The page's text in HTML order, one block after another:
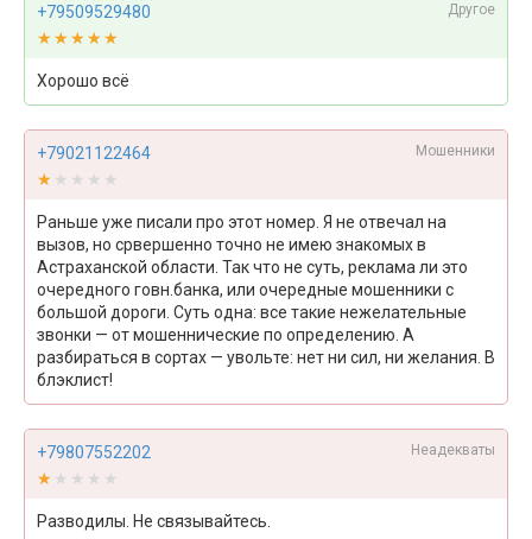
+79509529480 Другое
★★★★★
★★★★★
Хорошо всё
+79021122464 Мошенники
★★★★★
★★★★★
Раньше уже писали про этот номер. Я не отвечал на
вызов, но срвершенно точно не имею знакомых в
Астраханской области. Так что не суть, реклама ли это
очередного говн.банка, или очередные мошенники с
большой дороги. Суть одна: все такие нежелательные
звонки — от мошеннические по определению. А
разбираться в сортах — увольте: нет ни сил, ни желания. В
блэклист!
+79807552202 Неадекваты
★★★★★
★★★★★
Разводилы. Не связывайтесь.